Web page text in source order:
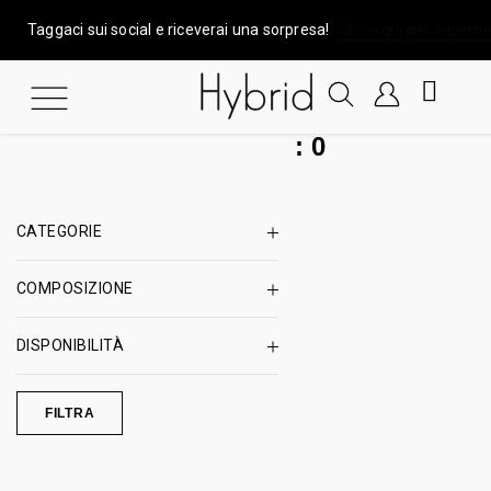
Taggaci sui social e riceverai una sorpresa!
: 0
CATEGORIE
COMPOSIZIONE
DISPONIBILITÀ
FILTRA